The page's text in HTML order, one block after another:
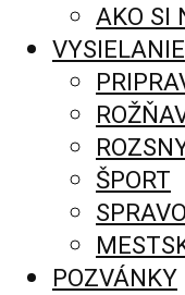
AKO SI
VYSIELANIE
ŠPORT
POZVÁNKY